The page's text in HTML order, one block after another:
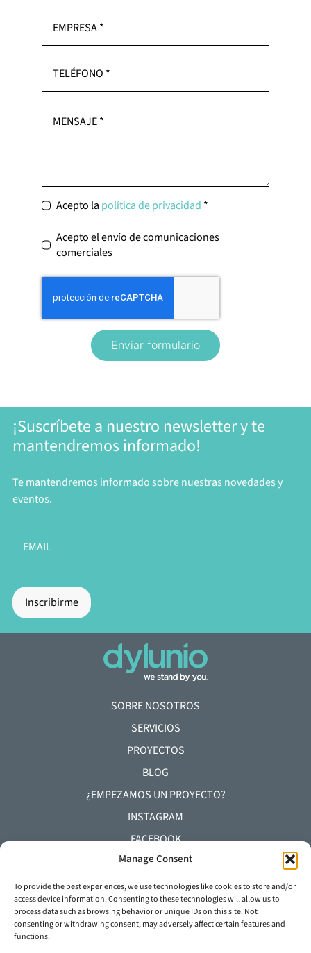
Manage Consent
To provide the best experiences, we use technologies like cookies to store and/or
access device information. Consenting to these technologies will allow us to
process data such as browsing behavior or unique IDs on this site. Not
consenting or withdrawing consent, may adversely affect certain features and
functions.
Acepto la política de privacidad *
Acepto el envío de comunicaciones
comerciales
Enviar formulario
¡Suscríbete a nuestro newsletter y te
mantendremos informado!
Te mantendremos informado sobre nuestras novedades y
eventos.
SOBRE NOSOTROS
SERVICIOS
PROYECTOS
BLOG
¿EMPEZAMOS UN PROYECTO?
INSTAGRAM
FACEBOOK
YOUTUBE
LINKEDIN
+34 93 645 29 92